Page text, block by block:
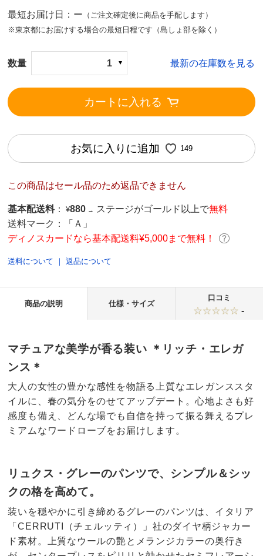
最短お届け日：ー （ご注文確定後に商品を手配します）
※東京都にお届けする場合の最短日程です（島しょ部を除く）
数量 1 最新の在庫数を見る
カートに入れる
お気に入りに追加 149
この商品はセール品のため返品できません
基本配送料 ： ¥880 → ステージがゴールド以上で無料
送料マーク：
「Ａ」
ディノスカードなら基本配送料¥5,000まで無料！
送料について ｜返品について
商品の説明 仕様・サイズ
口コミ
-
マチュアな美学が香る装い ＊リッチ・エレガ
ンス＊
大人の女性の豊かな感性を物語る上質なエレガンススタ
イルに、春の気分をのせてアップデート。心地よさも好
感度も備え、どんな場でも自信を持って振る舞えるプレ
ミアムなワードローブをお届けします。
リュクス・グレーのパンツで、シンプル＆シッ
クの格を高めて。
装いを穏やかに引き締めるグレーのパンツは、イタリア
「CERRUTI（チェルッティ）」社のダイヤ柄ジャカー
ド素材。上質なウールの艶とメランジカラーの奥行き